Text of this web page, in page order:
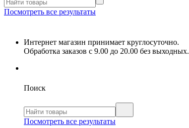
Посмотреть все результаты
Интернет магазин принимает круглосуточно.
Обработка заказов с 9.00 до 20.00 без выходных.
Поиск
Посмотреть все результаты